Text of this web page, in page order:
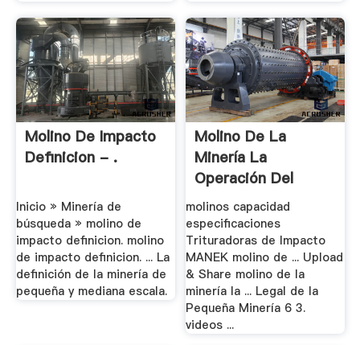
Molino De Impacto
Definicion - .
Inicio » Minería de
búsqueda » molino de
impacto definicion. molino
de impacto definicion. ... La
definición de la minería de
pequeña y mediana escala.
Molino De La
Minería La
Operación Del
Proceso
molinos capacidad
especificaciones
Trituradoras de Impacto
MANEK molino de ... Upload
& Share molino de la
minería la ... Legal de la
Pequeña Minería 6 3.
videos ...